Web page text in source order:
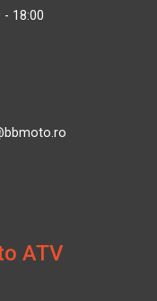
- 18:00
ATV